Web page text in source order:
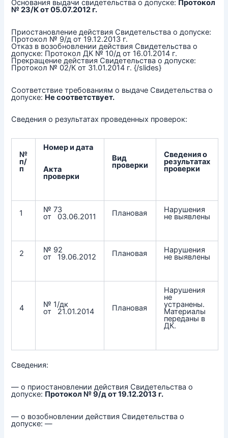
Основания выдачи свидетельства о допуске: Протокол
№ 23/К от 05.07.2012 г.
Приостановление действия Свидетельства о допуске:
Протокол № 9/д от 19.12.2013 г.
Отказ в возобновлении действия Свидетельства о
допуске: Протокол ДК № 10/д от 16.01.2014 г.
Прекращение действия Свидетельства о допуске:
Протокол № 02/К от 31.01.2014 г. {/slides}
Соответствие требованиям о выдаче Свидетельства о
допуске: Не соответствует.
Сведения о результатах проведенных проверок:
№
п/
п
Номер и дата
Акта
проверки
Вид
проверки
Сведения о
результатах
проверки
1 № 73
от 03.06.2011 Плановая Нарушения
не выявлены
2 № 92
от 19.06.2012 Плановая Нарушения
не выявлены
4 № 1/дк
от 21.01.2014 Плановая
Нарушения
не
устранены.
Материалы
переданы в
ДК.
Сведения:
— о приостановлении действия Свидетельства о
допуске: Протокол № 9/д от 19.12.2013 г.
— о возобновлении действия Свидетельства о
допуске: —